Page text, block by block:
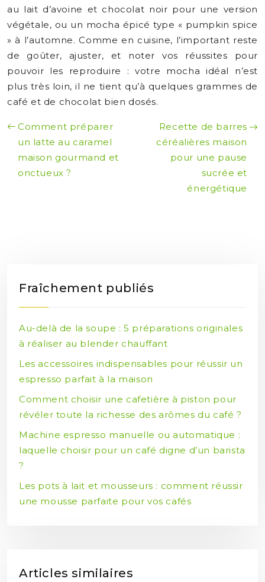
au lait d’avoine et chocolat noir pour une version
végétale, ou un mocha épicé type « pumpkin spice
» à l’automne. Comme en cuisine, l’important reste
de goûter, ajuster, et noter vos réussites pour
pouvoir les reproduire : votre mocha idéal n’est
plus très loin, il ne tient qu’à quelques grammes de
café et de chocolat bien dosés.
Comment préparer
un latte au caramel
maison gourmand et
onctueux ?
Recette de barres
céréalières maison
pour une pause
sucrée et
énergétique
Fraîchement publiés
Au-delà de la soupe : 5 préparations originales
à réaliser au blender chauffant
Les accessoires indispensables pour réussir un
espresso parfait à la maison
Comment choisir une cafetière à piston pour
révéler toute la richesse des arômes du café ?
Machine espresso manuelle ou automatique :
laquelle choisir pour un café digne d’un barista
?
Les pots à lait et mousseurs : comment réussir
une mousse parfaite pour vos cafés
Articles similaires